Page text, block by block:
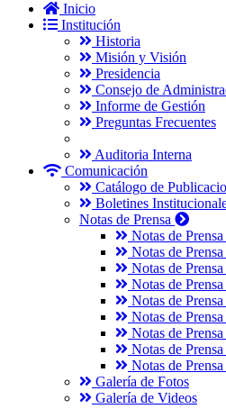
Inicio
Institución
Historia
Misión y Visión
Presidencia
Consejo de
Informe de Gestión
Preguntas Frecuentes
Auditoria Interna
Comunicación
Catálogo de
Boletines
Notas de Prensa
Notas de
Notas de
Notas de
Notas de
Notas de
Notas de
Notas de
Notas de
Notas de
Galería de Fotos
Galería de Videos